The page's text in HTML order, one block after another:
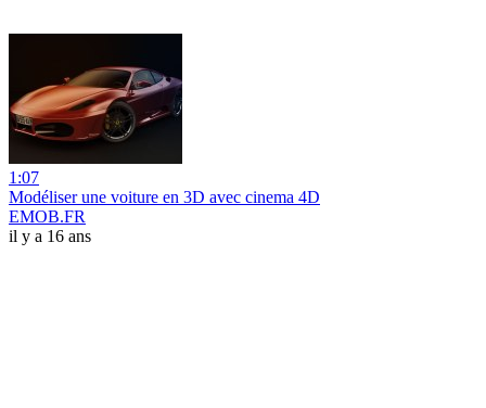
1:07
Modéliser une voiture en 3D avec cinema 4D
EMOB.FR
il y a 16 ans